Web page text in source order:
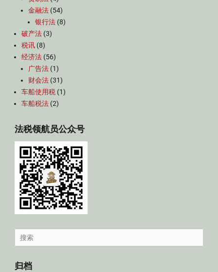
金融法 (54)
银行法 (8)
破产法 (3)
税讯 (8)
经济法 (56)
广告法 (1)
财会法 (31)
车船使用税 (1)
车船税法 (2)
法税领航员公众号
Search
for:
归档